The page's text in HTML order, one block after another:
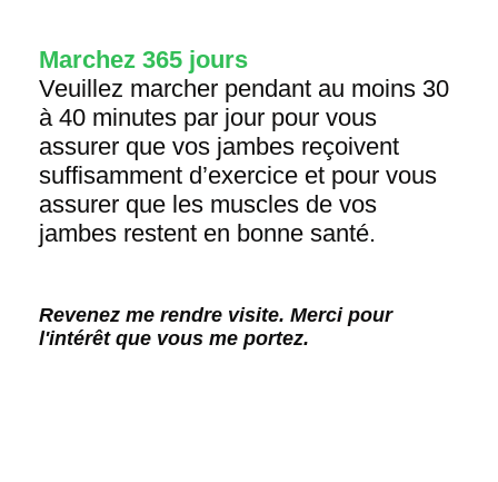
Marchez 365 jours
Veuillez marcher pendant au moins 30
à 40 minutes par jour pour vous
assurer que vos jambes reçoivent
suffisamment d’exercice et pour vous
assurer que les muscles de vos
jambes restent en bonne santé.
Revenez me rendre visite. Merci pour
l'intérêt que vous me portez.